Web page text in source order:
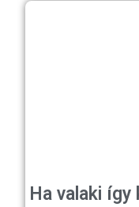
Ha valaki